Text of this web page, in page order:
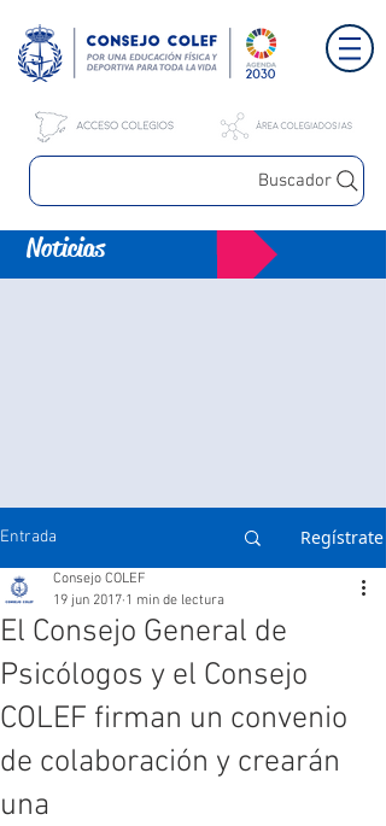
Buscador
Noticias
Entrada Regístrate
El Consejo General de
Psicólogos y el Consejo
COLEF firman un convenio
de colaboración y crearán
una
Consejo COLEF
19 jun 2017 1 min de lectura